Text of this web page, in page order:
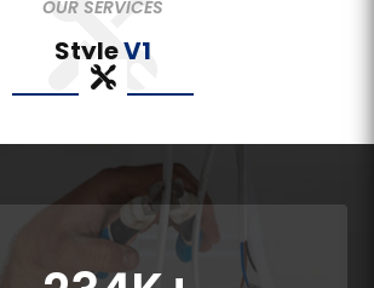
OUR SERVICES
StyleV1